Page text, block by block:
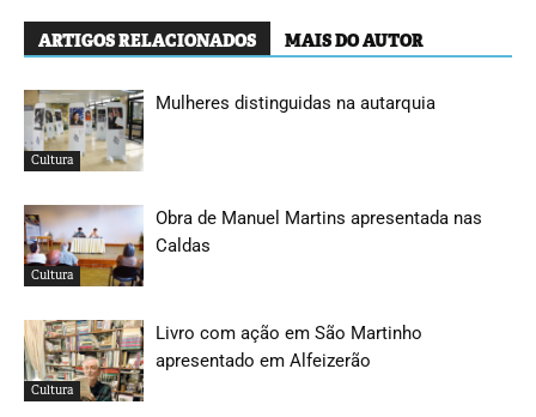
ARTIGOS RELACIONADOS MAIS DO AUTOR
Cultura
Mulheres distinguidas na autarquia
Cultura
Obra de Manuel Martins apresentada nas
Caldas
Cultura
Livro com ação em São Martinho
apresentado em Alfeizerão